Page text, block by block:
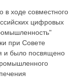
в ходе совместного
цифровых
при Совете
и было посвящено